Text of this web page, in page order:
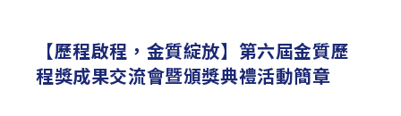
【歷程啟程，金質綻放】第六屆金質歷
程獎成果交流會暨頒獎典禮活動簡章